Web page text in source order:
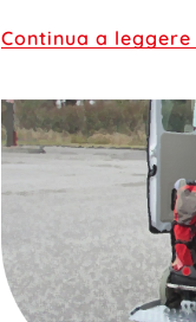
Continua a leggere